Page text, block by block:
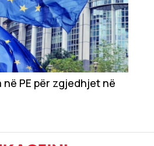
PE për zgjedhjet në